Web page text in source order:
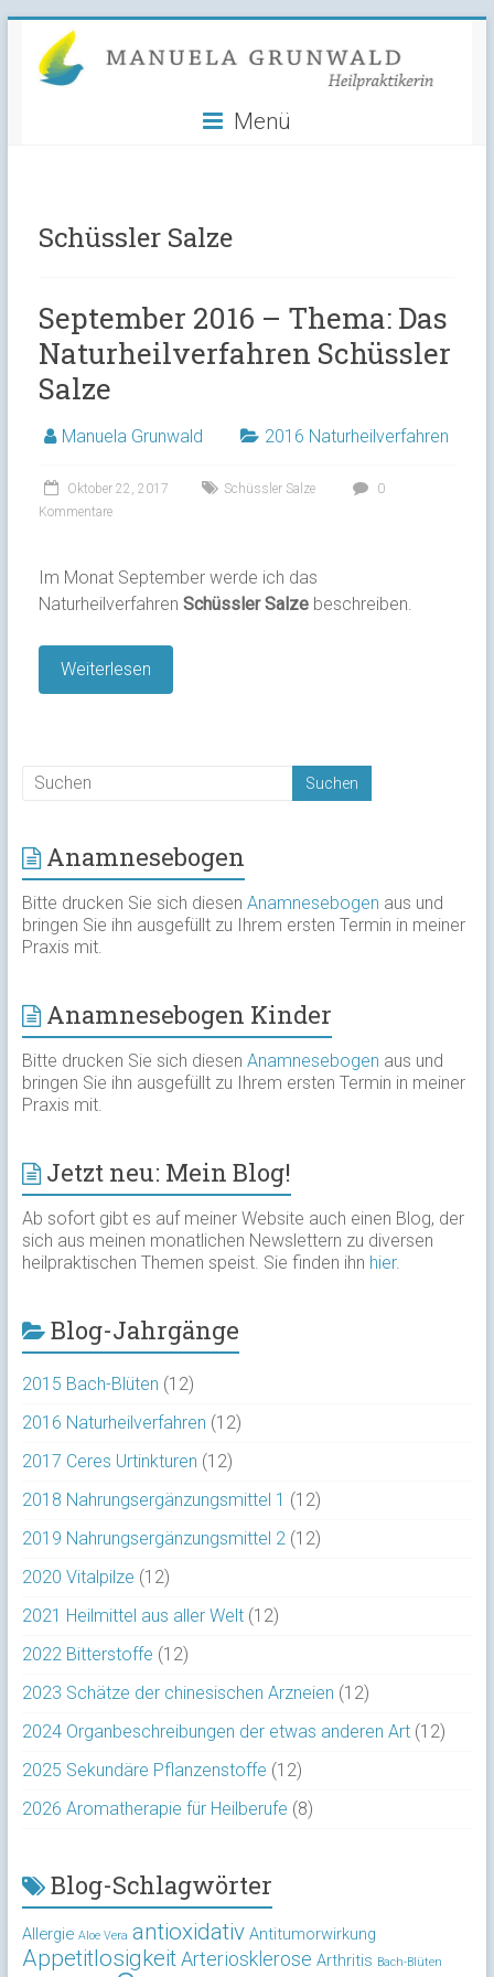
content
Manuela
Grunwald
Menü
Schüssler Salze
September 2016 – Thema: Das
Naturheilverfahren Schüssler
Salze
Manuela Grunwald 2016 Naturheilverfahren
Oktober 22, 2017 Schüssler Salze
0
Kommentare
Im Monat September werde ich das
Naturheilverfahren Schüssler Salzebeschreiben.
Weiterlesen
Anamnesebogen
Bitte drucken Sie sich diesen Anamnesebogen aus und
bringen Sie ihn ausgefüllt zu Ihrem ersten Termin in meiner
Praxis mit.
Anamnesebogen Kinder
Bitte drucken Sie sich diesen Anamnesebogen aus und
bringen Sie ihn ausgefüllt zu Ihrem ersten Termin in meiner
Praxis mit.
Jetzt neu: Mein Blog!
Ab sofort gibt es auf meiner Website auch einen Blog, der
sich aus meinen monatlichen Newslettern zu diversen
heilpraktischen Themen speist. Sie finden ihn hier.
Blog-Jahrgänge
2015 Bach-Blüten (12)
2016 Naturheilverfahren (12)
2017 Ceres Urtinkturen (12)
2018 Nahrungsergänzungsmittel 1 (12)
2019 Nahrungsergänzungsmittel 2 (12)
2020 Vitalpilze (12)
2021 Heilmittel aus aller Welt(12)
2022 Bitterstoffe (12)
2023 Schätze der chinesischen Arzneien (12)
2024 Organbeschreibungen der etwas anderen Art(12)
2025 Sekundäre Pflanzenstoffe (12)
2026 Aromatherapie für Heilberufe (8)
Blog-Schlagwörter
Allergie Aloe Vera antioxidativ Antitumorwirkung
Appetitlosigkeit Arteriosklerose Arthritis Bach-Blüten